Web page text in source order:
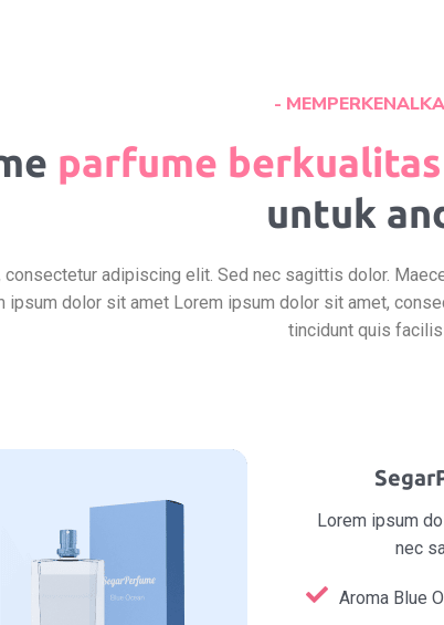
-
parfume
untuk
adipiscing elit. Sed nec sagittis dolor.
ipsum dolor sit amet Lorem ipsum dolor sit amet,
tincidunt quis
Lorem ipsum
nec
Aroma Blue